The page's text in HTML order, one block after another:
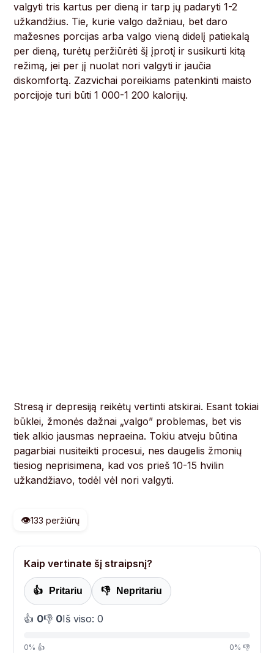
valgyti tris kartus per dieną ir tarp jų padaryti 1-2
užkandžius. Tie, kurie valgo dažniau, bet daro
mažesnes porcijas arba valgo vieną didelį patiekalą
per dieną, turėtų peržiūrėti šį įprotį ir susikurti kitą
režimą, jei per jį nuolat nori valgyti ir jaučia
diskomfortą. Zazvichai poreikiams patenkinti maisto
porcijoje turi būti 1 000-1 200 kalorijų.
Stresą ir depresiją reikėtų vertinti atskirai. Esant tokiai
būklei, žmonės dažnai „valgo” problemas, bet vis
tiek alkio jausmas nepraeina. Tokiu atveju būtina
pagarbiai nusiteikti procesui, nes daugelis žmonių
tiesiog neprisimena, kad vos prieš 10-15 hvilin
užkandžiavo, todėl vėl nori valgyti.
👁️133 peržiūrų
Kaip vertinate šį straipsnį?
👍 Pritariu 👎 Nepritariu
👍 0👎 0Iš viso: 0
0% 👍 0% 👎